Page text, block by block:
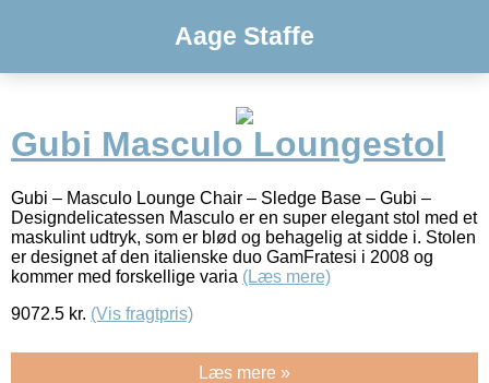
Aage Staffe
Gubi Masculo Loungestol
Gubi – Masculo Lounge Chair – Sledge Base – Gubi –
Designdelicatessen Masculo er en super elegant stol med et
maskulint udtryk, som er blød og behagelig at sidde i. Stolen
er designet af den italienske duo GamFratesi i 2008 og
kommer med forskellige varia (Læs mere)
9072.5 kr. (Vis fragtpris)
Læs mere »